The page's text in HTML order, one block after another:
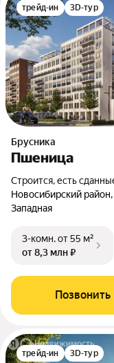
трейд-ин 3D-тур
Брусника
Пшеница
Строится, есть
Новосибирский
Западная
3-комн.от 55 м²
от 8,3 млн ₽
Позвонить
трейд-ин 3D-тур